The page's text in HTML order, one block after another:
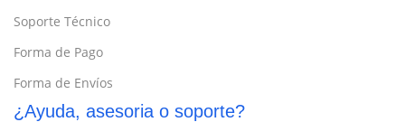
Soporte Técnico
Forma de Pago
Forma de Envíos
¿Ayuda, asesoria o soporte?